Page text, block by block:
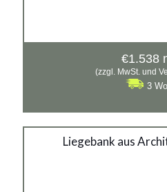
€1.538
(zzgl. MwSt. und
3
Liegebank aus